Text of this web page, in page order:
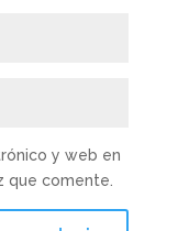
y web en
que comente.